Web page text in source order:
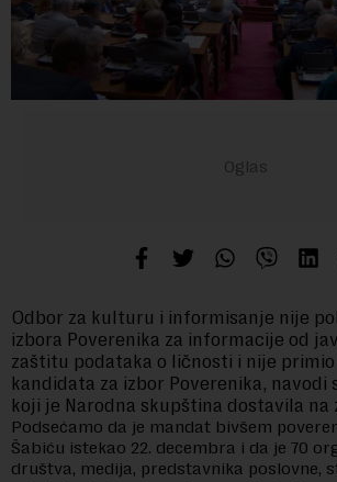
Odbor za kulturu i informisanje nije
izbora Poverenika za informacije od
zaštitu podataka o ličnosti i nije
kandidata za izbor Poverenika, navodi
koji je Narodna skupština dostavila na
Podsećamo da je mandat bivšem
Šabiću istekao 22. decembra i da je 70
društva, medija, predstavnika poslovne,